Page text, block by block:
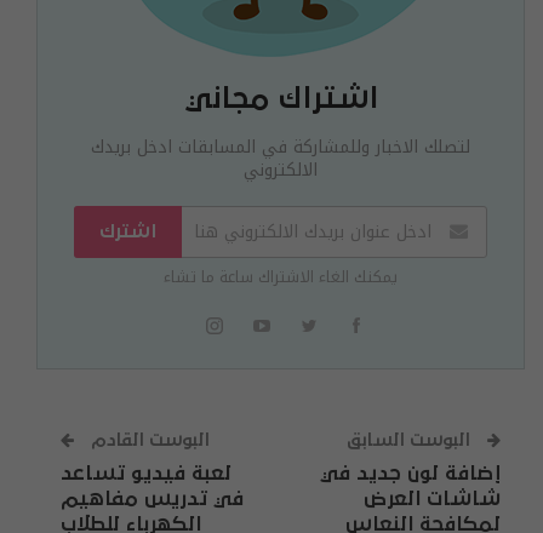
اشتراك مجاني
لتصلك الاخبار وللمشاركة في المسابقات ادخل بريدك
الالكتروني
اشترك
يمكنك الغاء الاشتراك ساعة ما تشاء
البوست السابق
إضافة لون جديد في
شاشات العرض
لمكافحة النعاس
البوست القادم
لعبة فيديو تساعد
في تدريس مفاهيم
الكهرباء للطلاب